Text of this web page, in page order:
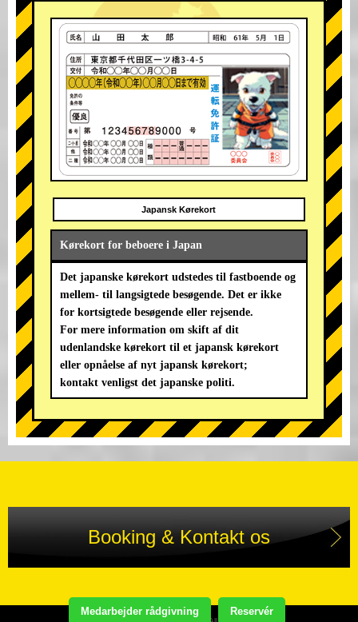
Medarbejder rådgivning Reservér
Japansk Kørekort
Kørekort for beboere i Japan
Det japanske kørekort udstedes til fastboende og
mellem- til langsigtede besøgende. Det er ikke
for kortsigtede besøgende eller rejsende.
For mere information om skift af dit
udenlandske kørekort til et japansk kørekort
eller opnåelse af nyt japansk kørekort;
kontakt venligst det japanske politi.
Booking & Kontakt os